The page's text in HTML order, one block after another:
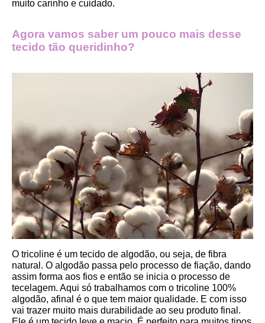
muito carinho e cuidado.
Agora vamos saber um pouco mais desse
tecido tão queridinho?
O tricoline é um tecido de algodão, ou seja, de fibra
natural. O algodão passa pelo processo de fiação, dando
assim forma aos fios e então se inicia o processo de
tecelagem. Aqui só trabalhamos com o tricoline 100%
algodão, afinal é o que tem maior qualidade. E com isso
vai trazer muito mais durabilidade ao seu produto final.